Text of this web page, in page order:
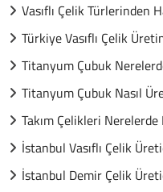
Vasıflı Çelik Türlerinden
Türkiye Vasıflı Çelik
Titanyum Çubuk
Titanyum Çubuk Nasıl
Takım Çelikleri Nerelerde
İstanbul Vasıflı Çelik
İstanbul Demir Çelik